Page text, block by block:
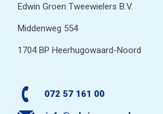
Edwin Groen Tweewielers B.V.
Middenweg 554
1704 BP Heerhugowaard-Noord
072 57 161 00